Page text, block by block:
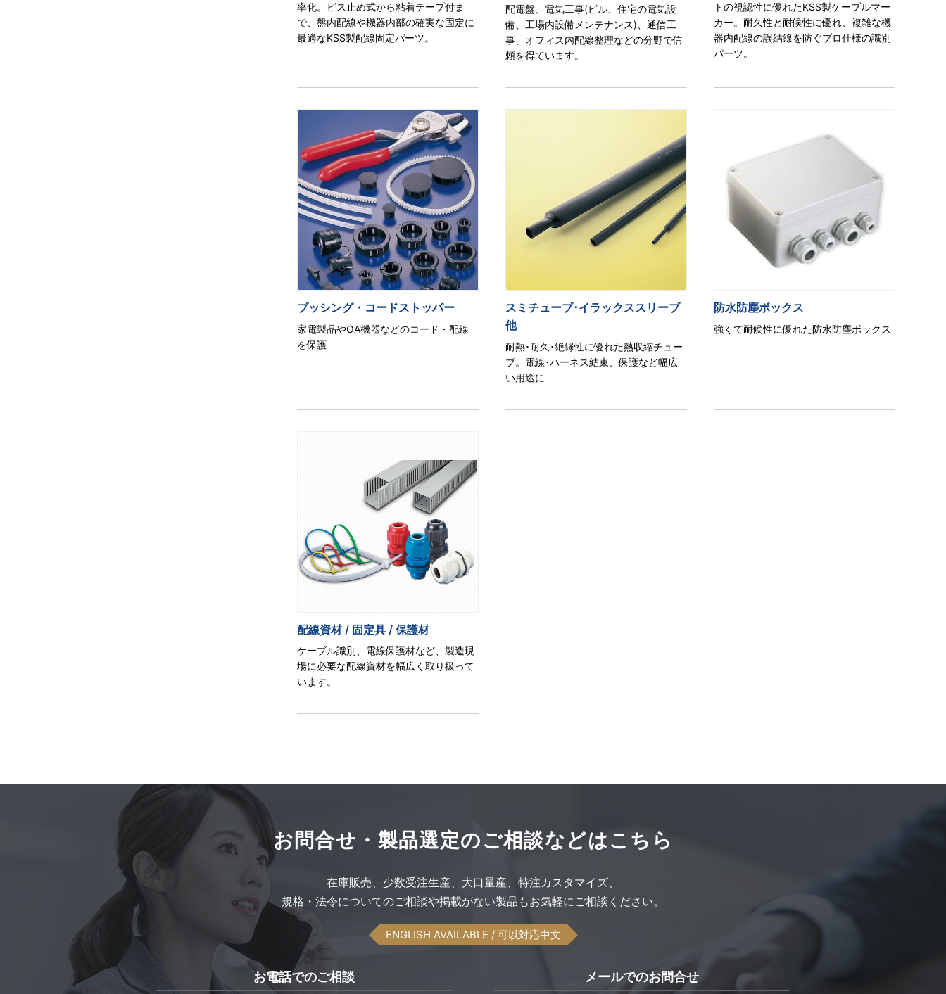
率化。ビス止め式から粘着テープ付ま
で、盤内配線や機器内部の確実な固定に
最適なKSS製配線固定パーツ。
配電盤、電気工事(ビル、住宅の電気設
備、工場内設備メンテナンス)、通信工
事、オフィス内配線整理などの分野で信
頼を得ています。
トの視認性に優れたKSS製ケーブルマー
カー。耐久性と耐候性に優れ、複雑な機
器内配線の誤結線を防ぐプロ仕様の識別
パーツ。
ブッシング・コードストッパー
家電製品やOA機器などのコード・配線
を保護
スミチューブ･イラックススリーブ
他
耐熱･耐久･絶縁性に優れた熱収縮チュー
ブ。電線･ハーネス結束、保護など幅広
い用途に
防水防塵ボックス
強くて耐候性に優れた防水防塵ボックス
配線資材 / 固定具 / 保護材
ケーブル識別、電線保護材など、製造現
場に必要な配線資材を幅広く取り扱って
います。
お問合せ・製品選定のご相談などはこちら
在庫販売、 少数受注生産、 大口量産、 特注カスタマイズ、
規格・法令についてのご相談や掲載がない製品もお気軽にご相談ください。
ENGLISH AVAILABLE / 可以対応中文
お電話でのご相談 メールでのお問合せ